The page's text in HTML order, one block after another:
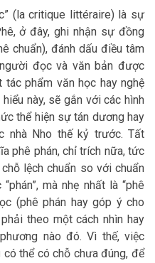
(la critique littéraire) là sự
ở đây, ghi nhận sự đồng
chuẩn), đánh dấu điều tâm
đọc và văn bản được
phẩm văn học hay nghệ
này, sẽ gắn với các hình
thể hiện sự tán dương hay
nhà Nho thế kỷ trước. Tất
phê phán, chỉ trích nữa, tức
lệch chuẩn so với chuẩn
mà nhẹ nhất là “phê
(phê phán hay góp ý cho
theo một cách nhìn hay
nào đó. Vì thế, việc
có thể có chỗ chưa đúng, để